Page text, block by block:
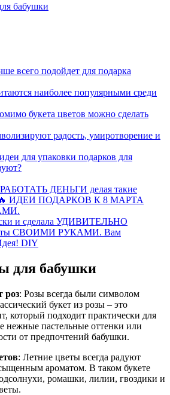
бабушки
всего подойдет для подарка
наиболее популярными среди
букета цветов можно сделать
радость, умиротворение и
для упаковки подарков для
ДЕНЬГИ делая такие
ИДЕИ ПОДАРКОВ К 8 МАРТА
и сделала УДИВИТЕЛЬНО
СВОИМИ РУКАМИ. Вам
DIY
для бабушки
роз: Розы всегда были символом
букет из розы – это
который подходит практически для
нежные пастельные оттенки или
от предпочтений бабушки.
: Летние цветы всегда радуют
ароматом. В таком букете
ромашки, лилии, гвоздики и